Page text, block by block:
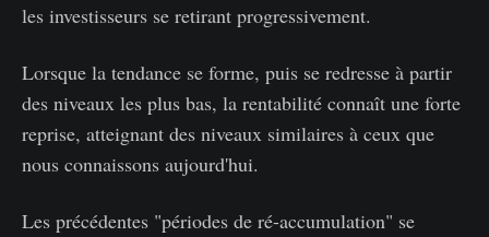
les investisseurs se retirant progressivement.
Lorsque la tendance se forme, puis se redresse à partir
des niveaux les plus bas, la rentabilité connaît une forte
reprise, atteignant des niveaux similaires à ceux que
nous connaissons aujourd'hui.
Les précédentes "périodes de ré-accumulation" se